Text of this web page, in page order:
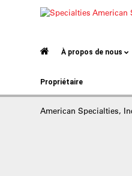
À propos de nous
Propriétaire
American Specialties,